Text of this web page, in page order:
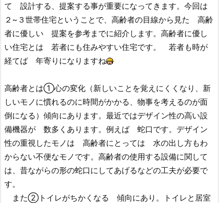
て 設計する、提案する事が重要になってきます。今回は
２~３世帯住宅ということで、高齢者の目線から見た 高齢
者に優しい 提案を参考までに紹介します。高齢者に優し
い住宅とは 若者にも住みやすい住宅です。 若者も時が
経てば 年寄りになりますね
高齢者とは①心の変化（新しいことを覚えにくくなり、新
しいモノに慣れるのに時間がかかる、物事を考えるのが面
倒になる）傾向にあります。最近ではデザイン性の高い設
備機器が 数多くあります。例えば 蛇口です。デザイン
性の重視したモノは 高齢者にとっては 水の出し方もわ
からない不便なモノです。高齢者の使用する設備に関して
は、昔ながらの形の蛇口にしてあげるなどの工夫が必要で
す。
また②トイレがちかくなる 傾向にあり。トイレと居室